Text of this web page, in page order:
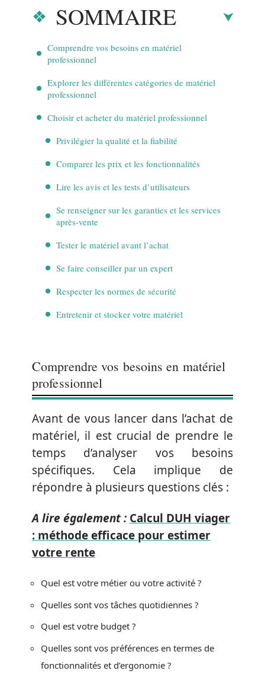
SOMMAIRE
Comprendre vos besoins en matériel
professionnel
Explorer les différentes catégories de matériel
professionnel
Choisir et acheter du matériel professionnel
Privilégier la qualité et la fiabilité
Comparer les prix et les fonctionnalités
Lire les avis et les tests d’utilisateurs
Se renseigner sur les garanties et les services
après-vente
Tester le matériel avant l’achat
Se faire conseiller par un expert
Respecter les normes de sécurité
Entretenir et stocker votre matériel
Comprendre vos besoins en matériel
professionnel
Avant de vous lancer dans l’achat de
matériel, il est crucial de prendre le
temps d’analyser vos besoins
spécifiques. Cela implique de
répondre à plusieurs questions clés :
A lire également : Calcul DUH viager
: méthode efficace pour estimer
votre rente
Quel est votre métier ou votre activité ?
Quelles sont vos tâches quotidiennes ?
Quel est votre budget ?
Quelles sont vos préférences en termes de
fonctionnalités et d’ergonomie ?